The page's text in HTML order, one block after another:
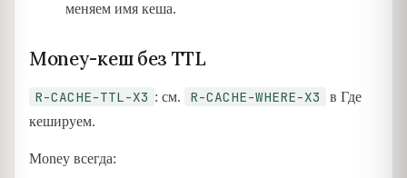
меняем имя кеша.
Money-кеш без TTL
R-CACHE-TTL-X3 : см. R-CACHE-WHERE-X3
в Где
кешируем.
Money всегда: